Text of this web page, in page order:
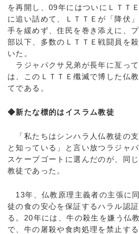
を再開し、09年にはついにＬＴＴ
に追い詰めて、ＬＴＴＥが「降伏
手を緩めず、住民を巻き添えに、
部以下、多数のＬＴＴＥ戦闘員を
いた。
ラジャパクサ兄弟が長年に亙っ
は、このＬＴＴＥ殲滅で博した仏
てである。
◆新たな標的はイスラム教徒
「私たちはシンハラ人仏教徒の
と知っている」と言い放つラジャ
スケープゴートに選んだのが、同
教徒であった。
13年、仏教原理主義者の主張に
徒の食の安心を保証するハラル認
る。20年には、牛の殺生を嫌う仏
で、牛の屠殺や食肉処理を禁止す